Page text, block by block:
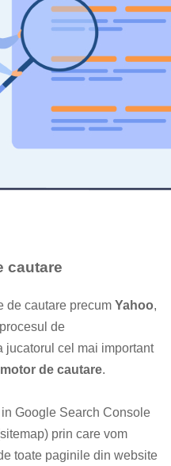
cautare
de cautare precum Yahoo,
de
jucatorul cel mai important
motor de cautare.
Google Search Console
prin care vom
toate paginile din website